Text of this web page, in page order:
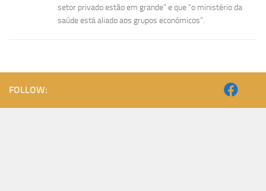
setor privado estão em grande” e que “o ministério da
saúde está aliado aos grupos económicos”.
FOLLOW: